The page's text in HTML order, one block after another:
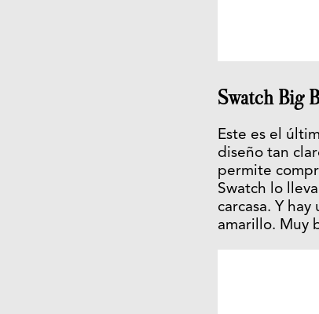
Swatch Big
Este es el
diseño tan
permite
Swatch lo
carcasa. Y
amarillo. Muy